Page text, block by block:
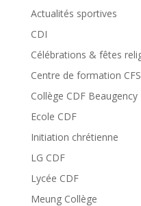
Actualités sportives
CDI
Célébrations & fêtes
Centre de formation
Collège CDF Beaugency
Ecole CDF
Initiation chrétienne
LG CDF
Lycée CDF
Meung Collège